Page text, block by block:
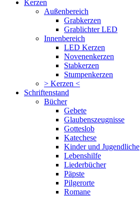
Kerzen
Außenbereich
Grabkerzen
Grablichter LED
Innenbereich
LED Kerzen
Novenenkerzen
Stabkerzen
Stumpenkerzen
> Kerzen <
Schriftenstand
Bücher
Gebete
Glaubenszeugnisse
Gotteslob
Katechese
Kinder und Jugendliche
Lebenshilfe
Liederbücher
Päpste
Pilgerorte
Romane